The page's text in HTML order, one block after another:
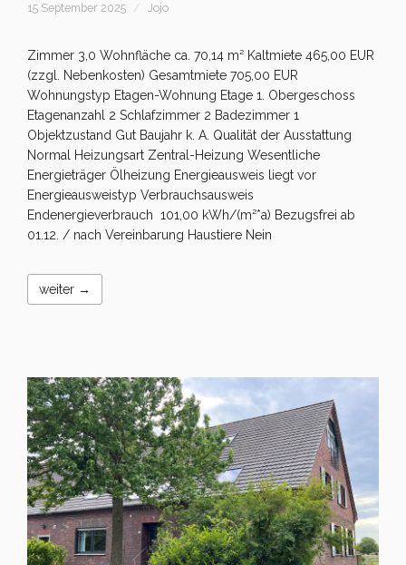
15 September 2025 Jojo
Zimmer 3,0 Wohnfläche ca. 70,14 m² Kaltmiete 465,00 EUR
(zzgl. Nebenkosten) Gesamtmiete 705,00 EUR
Wohnungstyp Etagen-Wohnung Etage 1. Obergeschoss
Etagenanzahl 2 Schlafzimmer 2 Badezimmer 1
Objektzustand Gut Baujahr k. A. Qualität der Ausstattung
Normal Heizungsart Zentral-Heizung Wesentliche
Energieträger Ölheizung Energieausweis liegt vor
Energieausweistyp Verbrauchsausweis
Endenergieverbrauch 101,00 kWh/(m²*a) Bezugsfrei ab
01.12. / nach Vereinbarung Haustiere Nein
weiter →